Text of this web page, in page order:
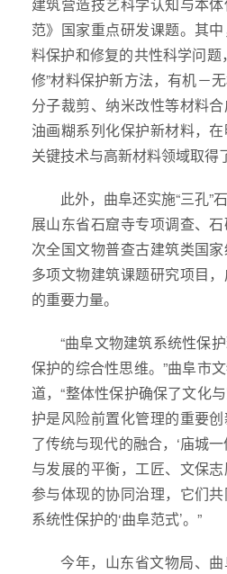
建筑营造技艺科学认知与本
范》国家重点研发课题。其
料保护和修复的共性科学问题
修”材料保护新方法，有机－
分子裁剪、纳米改性等材料
油画糊系列化保护新材料，
关键技术与高新材料领域取得
此外，曲阜还实施“三孔”
展山东省石窟寺专项调查、
次全国文物普查古建筑类国
多项文物建筑课题研究项目
的重要力量。
“曲阜文物建筑系统性保
保护的综合性思维。”曲阜市
道，“整体性保护确保了文化
护是风险前置化管理的重要
了传统与现代的融合，‘庙城
与发展的平衡，工匠、文保
参与体现的协同治理，它们
系统性保护的‘曲阜范式’。”
今年，山东省文物局、